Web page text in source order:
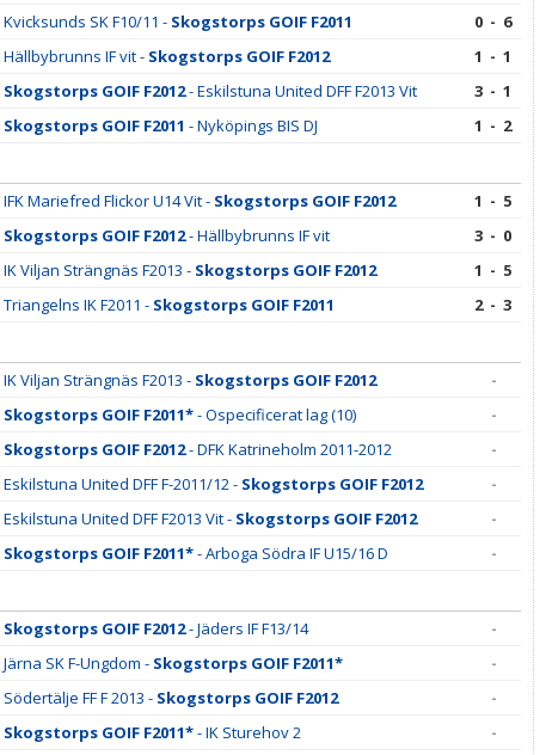
Kvicksunds SK F10/11 - Skogstorps GOIF F2011
0 - 6
Hällbybrunns IF vit - Skogstorps GOIF F2012
1 - 1
Skogstorps GOIF F2012- Eskilstuna United DFF F2013 Vit
3 - 1
Skogstorps GOIF F2011 - Nyköpings BIS DJ 1 - 2
IFK Mariefred Flickor U14 Vit - Skogstorps GOIF F2012
1 - 5
Skogstorps GOIF F2012- Hällbybrunns IF vit
3 - 0
IK Viljan Strängnäs F2013 - Skogstorps GOIF F2012
1 - 5
Triangelns IK F2011 - Skogstorps GOIF F2011 2 - 3
IK Viljan Strängnäs F2013 - Skogstorps GOIF F2012
-
Skogstorps GOIF F2011*- Ospecificerat lag (10)
-
Skogstorps GOIF F2012- DFK Katrineholm 2011-2012
-
Eskilstuna United DFF F-2011/12 - Skogstorps GOIF F2012
-
Eskilstuna United DFF F2013 Vit - Skogstorps GOIF F2012
-
Skogstorps GOIF F2011*- Arboga Södra IF U15/16 D -
Skogstorps GOIF F2012- Jäders IF F13/14
-
Järna SK F-Ungdom - Skogstorps GOIF F2011*
-
Södertälje FF F 2013 - Skogstorps GOIF F2012
-
Skogstorps GOIF F2011*- IK Sturehov 2
-